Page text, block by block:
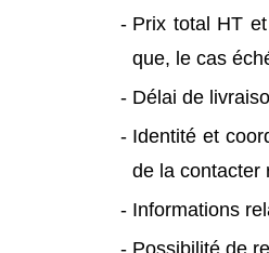
Prix total HT
que, le cas
Délai de
Identité et
de la contacter
Informations